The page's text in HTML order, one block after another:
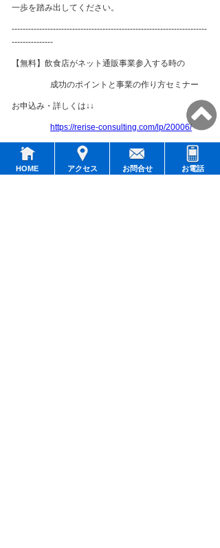
HOME アクセス お問合せ お電話
一歩を踏み出してください。
-----------------------------------------------------------------------
---------------
【無料】飲食店がネット通販事業参入する時の
成功のポイントと事業の作り方セミナー
お申込み・詳しくは↓↓
https://rerise-consulting.com/lp/20006/
-----------------------------------------------------------------------
---------------